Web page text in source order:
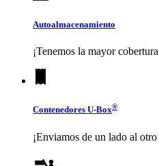
Autoalmacenamiento
¡Tenemos la mayor
Contenedores U-Box®
¡Enviamos de un lado al